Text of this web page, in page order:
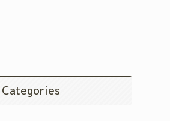
Categories